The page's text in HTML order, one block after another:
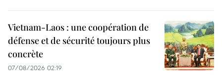
Vietnam-Laos : une coopération de
défense et de sécurité toujours plus
concrète
07/08/2026 02:19